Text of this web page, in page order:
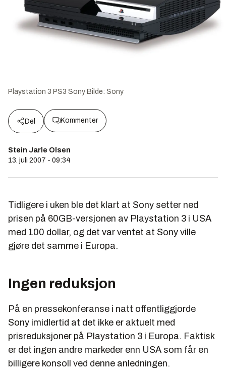
Playstation 3 PS3 Sony Bilde: Sony
Del Kommenter
Stein Jarle Olsen
13. juli 2007 - 09:34
Tidligere i uken ble det klart at Sony setter ned
prisen på 60GB-versjonen av Playstation 3 i USA
med 100 dollar, og det var ventet at Sony ville
gjøre det samme i Europa.
Ingen reduksjon
På en pressekonferanse i natt offentliggjorde
Sony imidlertid at det ikke er aktuelt med
prisreduksjoner på Playstation 3 i Europa. Faktisk
er det ingen andre markeder enn USA som får en
billigere konsoll ved denne anledningen.